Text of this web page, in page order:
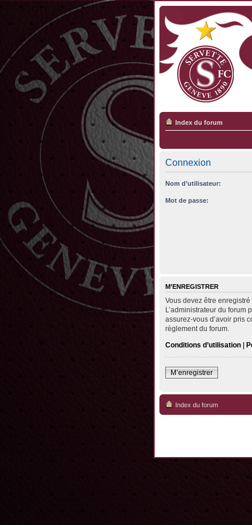
Index du forum
Connexion
Nom d’utilisateur:
Mot de passe:
M’ENREGISTRER
Vous devez être
L’administrateur du forum
assurez-vous d’avoir pris
règlement du forum.
Conditions d’utilisation |
M’enregistrer
Index du forum